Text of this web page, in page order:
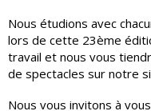
Nous étudions avec
lors de cette 23ème
travail et nous vous
de spectacles sur notre
Nous vous invitons à